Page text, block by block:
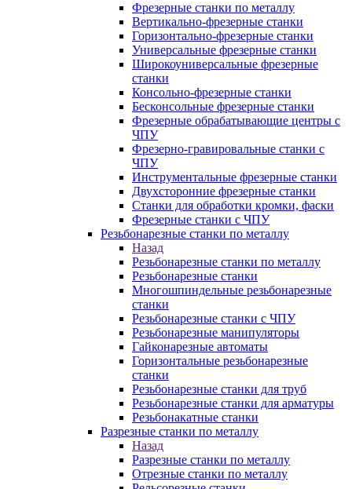
Фрезерные станки по металлу
Вертикально-фрезерные станки
Горизонтально-фрезерные станки
Универсальные фрезерные станки
Широкоуниверсальные фрезерные
станки
Консольно-фрезерные станки
Бесконсольные фрезерные станки
Фрезерные обрабатывающие центры с
ЧПУ
Фрезерно-гравировальные станки с
ЧПУ
Инструментальные фрезерные станки
Двухсторонние фрезерные станки
Станки для обработки кромки, фаски
Фрезерные станки с ЧПУ
Резьбонарезные станки по металлу
Назад
Резьбонарезные станки по металлу
Резьбонарезные станки
Многошпиндельные резьбонарезные
станки
Резьбонарезные станки с ЧПУ
Резьбонарезные манипуляторы
Гайконарезные автоматы
Горизонтальные резьбонарезные
станки
Резьбонарезные станки для труб
Резьбонарезные станки для арматуры
Резьбонакатные станки
Разрезные станки по металлу
Назад
Разрезные станки по металлу
Отрезные станки по металлу